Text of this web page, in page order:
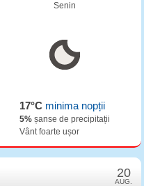
Senin
17°Cminima nopții
5%șanse de precipitații
Vânt foarte ușor
20
AUG.